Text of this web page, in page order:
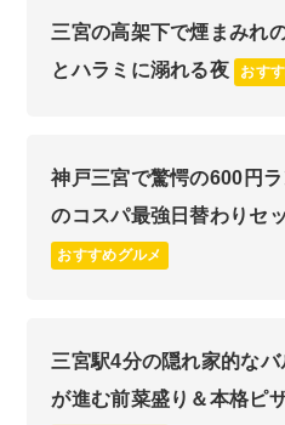
三宮の高架下で煙まみれ
とハラミに溺れる夜
おす
神戸三宮で驚愕の600円ラ
のコスパ最強日替わりセ
おすすめグルメ
三宮駅4分の隠れ家的な
が進む前菜盛り＆本格ピ